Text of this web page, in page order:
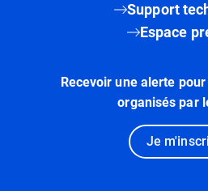
Support
Espace
Recevoir une alerte
organisés par
Je